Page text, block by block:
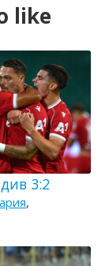
like
3:2
,